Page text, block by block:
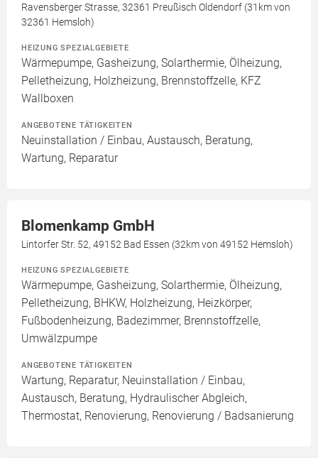
Ravensberger Strasse, 32361 Preußisch Oldendorf (31km von
32361 Hemsloh)
HEIZUNG SPEZIALGEBIETE
Wärmepumpe, Gasheizung, Solarthermie, Ölheizung,
Pelletheizung, Holzheizung, Brennstoffzelle, KFZ
Wallboxen
ANGEBOTENE TÄTIGKEITEN
Neuinstallation / Einbau, Austausch, Beratung,
Wartung, Reparatur
Blomenkamp GmbH
Lintorfer Str. 52, 49152 Bad Essen (32km von 49152 Hemsloh)
HEIZUNG SPEZIALGEBIETE
Wärmepumpe, Gasheizung, Solarthermie, Ölheizung,
Pelletheizung, BHKW, Holzheizung, Heizkörper,
Fußbodenheizung, Badezimmer, Brennstoffzelle,
Umwälzpumpe
ANGEBOTENE TÄTIGKEITEN
Wartung, Reparatur, Neuinstallation / Einbau,
Austausch, Beratung, Hydraulischer Abgleich,
Thermostat, Renovierung, Renovierung / Badsanierung